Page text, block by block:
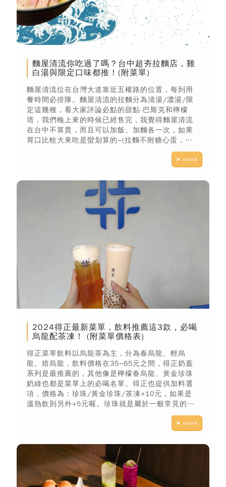
麵屋清流你吃過了嗎？台中超夯拉麵店，雞
白湯與限定口味都推！(附菜單)
麵屋清流位在台灣大道靠近五權路的位置，每到用
餐時間必排隊。麵屋清流的拉麵分為清湯/濃湯/限
定這幾種，看大家評論必點的甜點-巴斯克和檸檬
塔，我們晚上來的時候已經售完，我覺得麵屋清流
在台中不算貴，而且可以加飯、加麵各一次，如果
胃口比較大來吃是蠻划算的~(拉麵不附糖心蛋，想
➤ more
2024得正最新菜單，飲料推薦這3款，必喝
烏龍配茶凍！ (附菜單價格表)
得正菜單飲料以烏龍茶為主，分為春烏龍、輕烏
龍、焙烏龍，飲料價格在35~65元之間，得正奶蓋
系列是最推薦的，其他像是檸檬春烏龍、黃金珍珠
奶綠也都是菜單上的必喝名單。得正也提供加料選
項，價格為：珍珠/黃金珍珠/茶凍+10元，如果是
溫熱飲則另外+5元喔。珍珠就是屬於一般常見的黑
色波霸，而得正黃金珍珠比較Q彈，吃起來和其他飲
料店口感不同，我個人蠻推薦的，但很常缺貨QQ➤ more